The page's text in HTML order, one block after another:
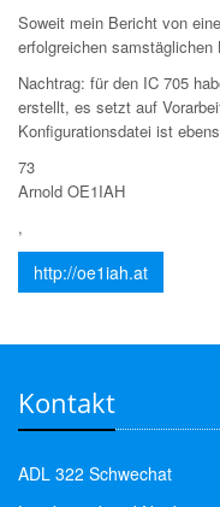
Soweit mein Bericht von
erfolgreichen samstäglichen
Nachtrag: für den IC 705
erstellt, es setzt auf
Konfigurationsdatei ist
73
Arnold OE1IAH
,
http://oe1iah.at
Kontakt
ADL 322 Schwechat